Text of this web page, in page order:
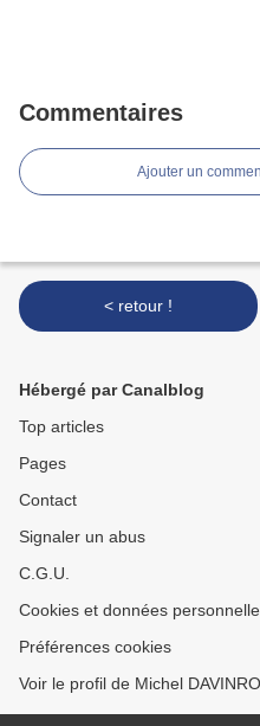
Commentaires
Ajouter un
< retour !
Hébergé par Canalblog
Top articles
Pages
Contact
Signaler un abus
C.G.U.
Cookies et données
Préférences cookies
Voir le profil de Michel